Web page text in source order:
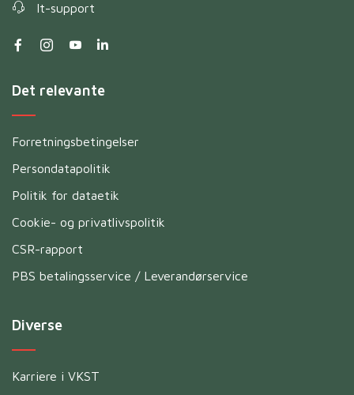
It-support
Det relevante
Forretningsbetingelser
Persondatapolitik
Politik for dataetik
Cookie- og privatlivspolitik
CSR-rapport
PBS betalingsservice / Leverandørservice
Diverse
Karriere i VKST